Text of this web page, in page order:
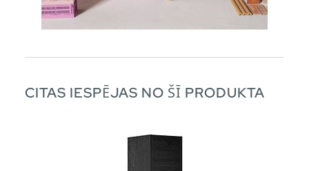
CITAS IESPĒJAS NO ŠĪ PRODUKTA